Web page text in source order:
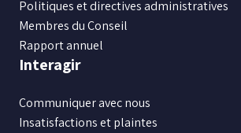
Politiques et directives administratives
Membres du Conseil
Rapport annuel
Interagir
Communiquer avec nous
Insatisfactions et plaintes